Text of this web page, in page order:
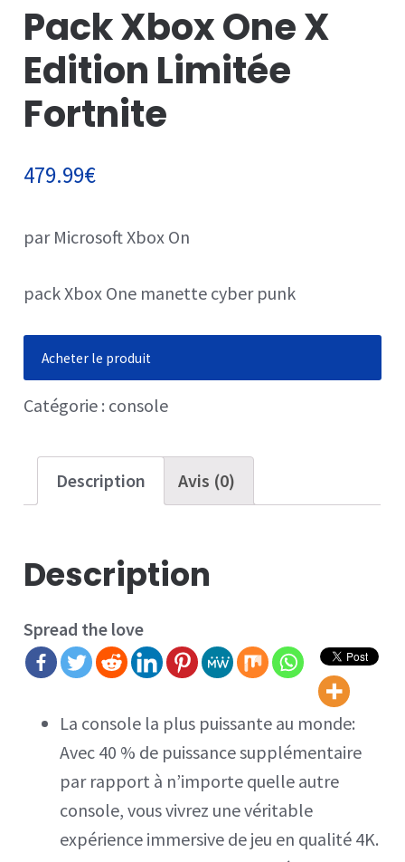
Pack Xbox One X
Edition Limitée
Fortnite
479.99€
par MicrosoftXbox On
pack Xbox One manette cyber punk
Acheter le produit
Catégorie : console
Description Avis (0)
Description
Spread the love
La console la plus puissante au monde:
Avec 40 % de puissance supplémentaire
par rapport à n’importe quelle autre
console, vous vivrez une véritable
expérience immersive de jeu en qualité 4K.